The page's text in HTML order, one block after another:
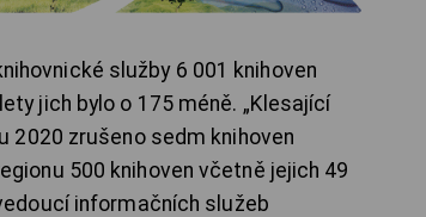
služby 6 001 knihoven
jich bylo o 175 méně. „Klesající
2020 zrušeno sedm knihoven
500 knihoven včetně jejich 49
informačních služeb